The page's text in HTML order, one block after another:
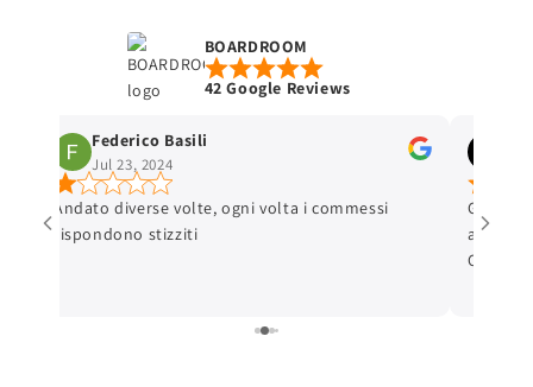
BOARDROOM
42 Google Reviews
Federico Basili
Jul 23, 2024
Andato diverse volte, ogni volta i commessi
rispondono stizziti